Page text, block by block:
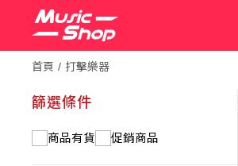
首頁 打擊樂器
篩選條件
商品有貨 促銷商品